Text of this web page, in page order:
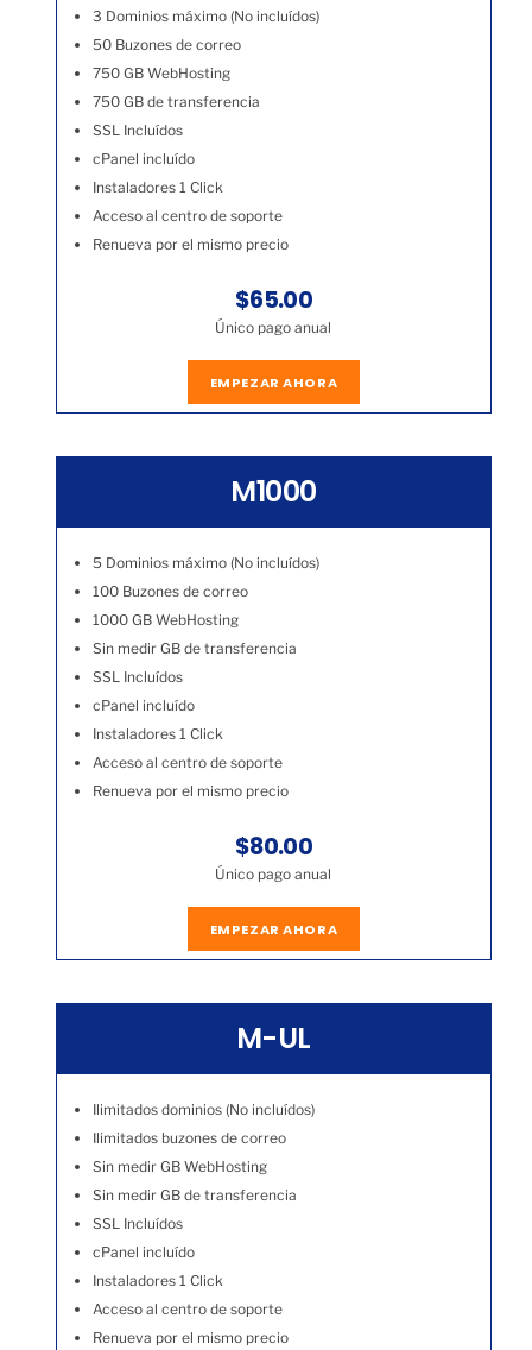
3 Dominios máximo (No incluídos)
50 Buzones de correo
750 GB WebHosting
750 GB de transferencia
SSL Incluídos
cPanel incluído
Instaladores 1 Click
Acceso al centro de soporte
Renueva por el mismo precio
$65.00
Único pago anual
EMPEZAR AHORA
M1000
5 Dominios máximo (No incluídos)
100 Buzones de correo
1000 GB WebHosting
Sin medir GB de transferencia
SSL Incluídos
cPanel incluído
Instaladores 1 Click
Acceso al centro de soporte
Renueva por el mismo precio
$80.00
Único pago anual
EMPEZAR AHORA
M-UL
Ilimitados dominios (No incluídos)
Ilimitados buzones de correo
Sin medir GB WebHosting
Sin medir GB de transferencia
SSL Incluídos
cPanel incluído
Instaladores 1 Click
Acceso al centro de soporte
Renueva por el mismo precio